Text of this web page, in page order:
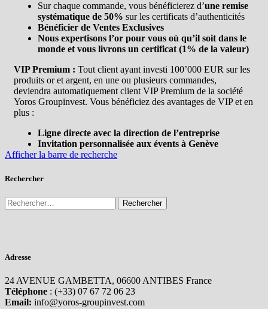
Sur chaque commande, vous bénéficierez d’une remise
systématique de 50% sur les certificats d’authenticités
Bénéficier de Ventes Exclusives
Nous expertisons l’or pour vous où qu’il soit dans le
monde et vous livrons un certificat (1% de la valeur)
VIP Premium : Tout client ayant investi 100’000 EUR sur les
produits or et argent, en une ou plusieurs commandes,
deviendra automatiquement client VIP Premium de la société
Yoros Groupinvest. Vous bénéficiez des avantages de VIP et en
plus :
Ligne directe avec la direction de l’entreprise
Invitation personnalisée aux évents à Genève
Afficher la barre de recherche
Rechercher
Adresse
24 AVENUE GAMBETTA, 06600 ANTIBES France
Téléphone : (+33) 07 67 72 06 23
Email: info@yoros-groupinvest.com